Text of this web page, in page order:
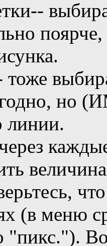
тоже
но
линии.
(в меню
"пикс.").